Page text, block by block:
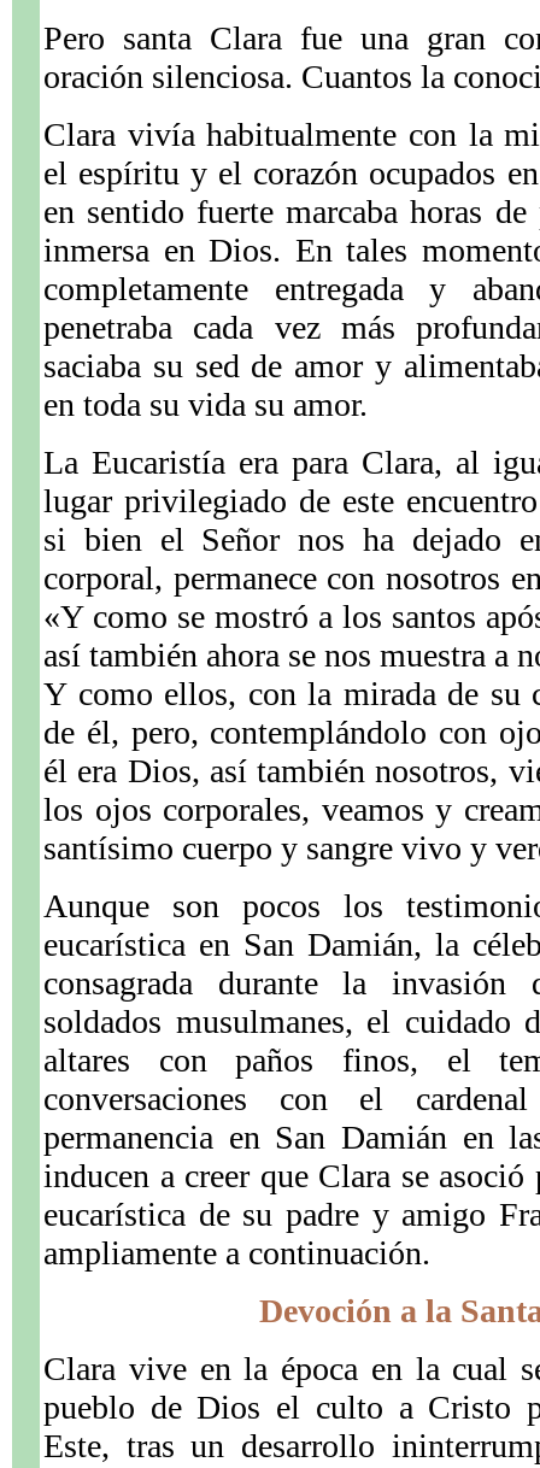
Pero santa Clara fue una gran
oración silenciosa. Cuantos la
Clara vivía habitualmente con la
el espíritu y el corazón ocupados
en sentido fuerte marcaba horas
inmersa en Dios. En tales
completamente entregada y
penetraba cada vez más
saciaba su sed de amor y
en toda su vida su amor.
La Eucaristía era para Clara, al
lugar privilegiado de este
si bien el Señor nos ha dejado
corporal, permanece con nosotros
«Y como se mostró a los santos
así también ahora se nos muestra a
Y como ellos, con la mirada de su
de él, pero, contemplándolo con
él era Dios, así también nosotros,
los ojos corporales, veamos y
santísimo cuerpo y sangre vivo y
Aunque son pocos los
eucarística en San Damián, la
consagrada durante la
soldados musulmanes, el cuidado
altares con paños finos, el
conversaciones con el
permanencia en San Damián en
inducen a creer que Clara se
eucarística de su padre y amigo
ampliamente a continuación.
Devoción a la
Clara vive en la época en la cual
pueblo de Dios el culto a Cristo
Este, tras un desarrollo